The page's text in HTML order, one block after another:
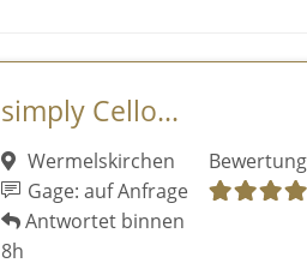
simply Cello...
Wermelskirchen
Gage: auf Anfrage
Antwortet binnen
8h